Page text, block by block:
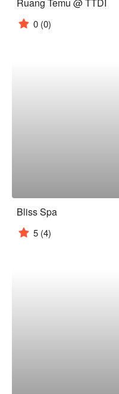
0 (0)
Bliss Spa
5 (4)